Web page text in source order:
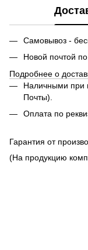
Самовывоз -
Новой почтой
Подробнее о
Наличными при
Почты).
Оплата по
Гарантия от
(На продукцию